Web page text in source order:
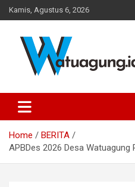
Skip
to
Kamis, Agustus 6, 2026
Watuagung.ID
Banyumas, Jawa Tengah
Home
BERITA
APBDes 2026 Desa Watuagung